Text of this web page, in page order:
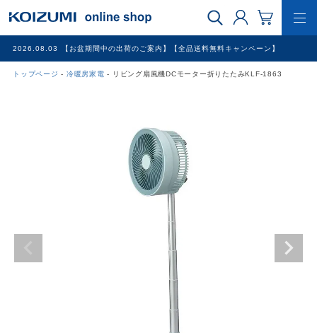
2026.08.03 【お盆期間中の出荷のご案内】【全品送料無料キャンペーン】
トップページ 冷暖房家電 リビング扇風機DCモーター折りたたみKLF-1863